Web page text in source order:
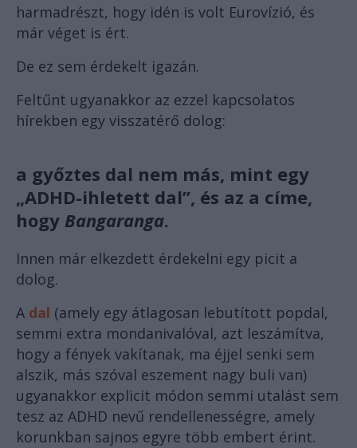
harmadrészt, hogy idén is volt Eurovízió, és
már véget is ért.
De ez sem érdekelt igazán.
Feltűnt ugyanakkor az ezzel kapcsolatos
hírekben egy visszatérő dolog:
a győztes dal nem más, mint egy
„ADHD-ihletett dal”, és az a címe,
hogy Bangaranga.
Innen már elkezdett érdekelni egy picit a
dolog.
A dal (amely egy átlagosan lebutított popdal,
semmi extra mondanivalóval, azt leszámítva,
hogy a fények vakítanak, ma éjjel senki sem
alszik, más szóval eszement nagy buli van)
ugyanakkor explicit módon semmi utalást sem
tesz az ADHD nevű rendellenességre, amely
korunkban sajnos egyre több embert érint.